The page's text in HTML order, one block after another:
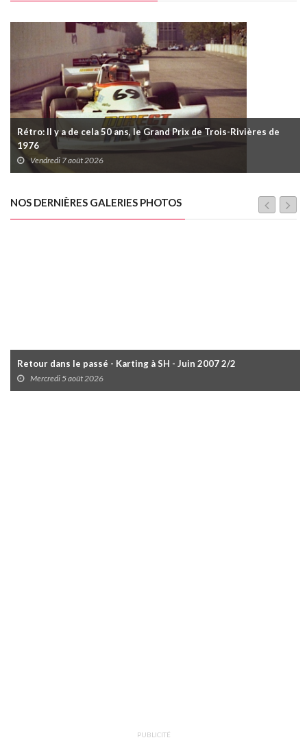
Rétro: Il y a de cela 50 ans, le Grand Prix de Trois-Rivières de
1976
Vendredi 7 août 2026
NOS DERNIÈRES GALERIES PHOTOS
Retour dans le passé - Karting à SH - Juin 2007 2/2
Mercredi 5 août 2026
PUBLICITÉ